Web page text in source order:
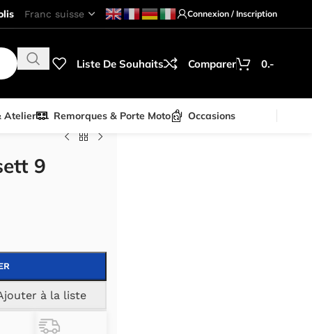
Connexion / Inscription
Liste De Souhaits Comparer 0.-
Atelier Remorques & Porte Moto Occasions
9
à la liste